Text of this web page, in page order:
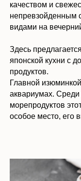
качеством и
непревзойденным
видами на
Здесь
японской кухни с
продуктов.
Главной
аквариумах.
морепродуктов
особое место, его